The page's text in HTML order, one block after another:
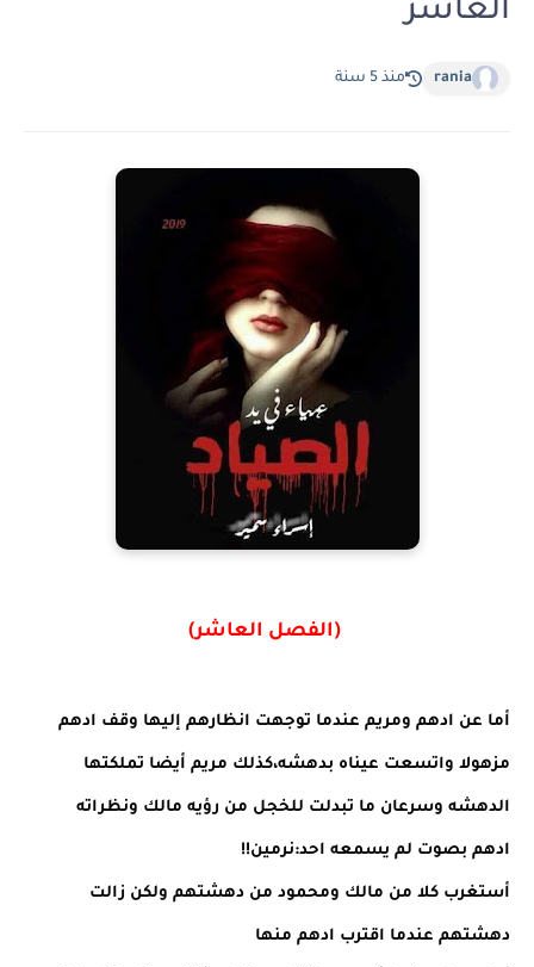
العاشر
rania منذ 5 سنة
(الفصل العاشر)
أما عن ادهم ومريم عندما توجهت انظارهم إليها وقف ادهم
مزهولا واتسعت عيناه بدهشه،كذلك مريم أيضا تملكتها
الدهشه وسرعان ما تبدلت للخجل من رؤيه مالك ونظراته
ادهم بصوت لم يسمعه احد:نرمين!!
أستغرب كلا من مالك ومحمود من دهشتهم ولكن زالت
دهشتهم عندما اقترب ادهم منها